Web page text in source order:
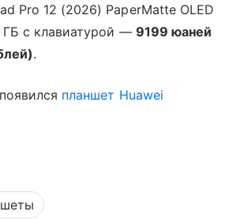
Pro 12 (2026) PaperMatte OLED
ГБ с клавиатурой — 9199 юаней
.
планшет Huawei